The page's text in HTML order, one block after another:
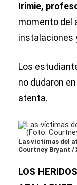
Irimie,
momento del
instalaciones
Los
no dudaron
atenta.
Las víctimas del
Courtney Bryant /
LOS